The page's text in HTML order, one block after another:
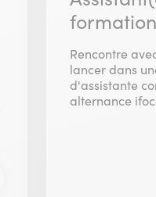
Rencontre
lancer dans
d'assistante
alternance